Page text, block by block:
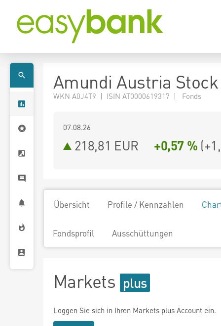
Amundi Austria
WKN A0J4T9 | ISIN AT0000619317 | Fonds
07.08.26
218,81 EUR +0,57 % (
Übersicht Profile / Kennzahlen
Fondsprofil Ausschüttungen
Markets
Loggen Sie sich in Ihren Markets plus Account ein.